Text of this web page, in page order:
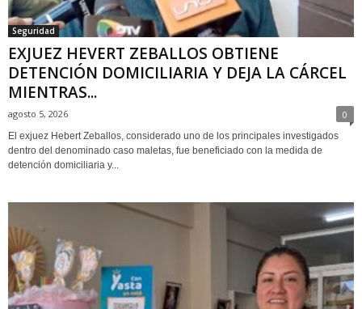
Seguridad
EXJUEZ HEVERT ZEBALLOS OBTIENE
DETENCIÓN DOMICILIARIA Y DEJA LA CÁRCEL
MIENTRAS...
agosto 5, 2026 0
El exjuez Hebert Zeballos, considerado uno de los principales investigados
dentro del denominado caso maletas, fue beneficiado con la medida de
detención domiciliaria y...